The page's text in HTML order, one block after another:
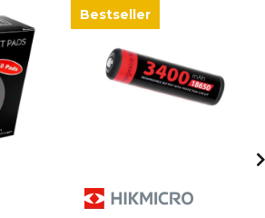
Bestseller